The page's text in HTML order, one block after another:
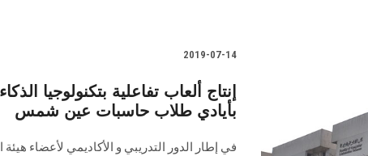
2019-07-14
إنتاج ألعاب تفاعلية بتكنولوجيا
بأيادي طلاب حاسبات عين شمس
في إطار الدور التدريبي و الأكاديمي لأعضاء